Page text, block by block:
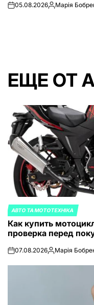
on05.08.2026Запись
Марія
ЕЩЕ ОТ
ОПУБЛИКОВАНО
В
АВТО ТА МОТОТЕХНІКА
Как купить
проверка перед
on07.08.2026Запись
Марія